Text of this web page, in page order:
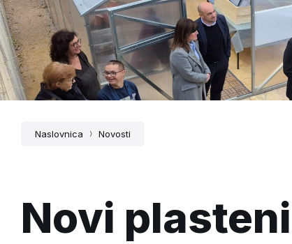
Naslovnica Novosti
Novi